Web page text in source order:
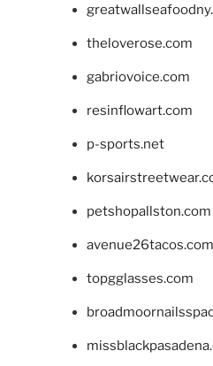
theloverose.com
gabriovoice.com
resinflowart.com
p-sports.net
petshopallston.com
avenue26tacos.com
topgglasses.com